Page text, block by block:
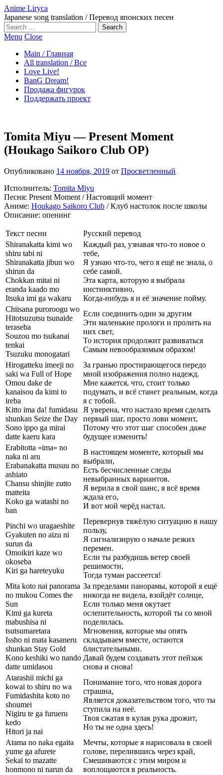
Anime Liryca
Japanese song translation / Перевод японских песен
Search
on:
Menu Close
Main / Главная
All translation / Все
Love Live!
BanG Dream!
Продажа фигурок
Поддержать проект
Tomita Miyu — Present Moment
(Houkago Saikoro Club OP)
Опубликовано 14 ноября, 2019 от Просветленный
Исполнитель: Tomita Miyu
Песня: Present Moment / Настоящий момент
Аниме: Houkago Saikoro Club / Клуб настолок после школы
Описание: опенинг
Текст песни
Русский перевод
Shiranakatta kimi wo
shiru tabi ni
Shiranakatta jibun wo
shirun da
Chokkan mitai ni
eranda kaado mo
Itsuka imi ga wakaru
Каждый раз, узнавая что-то новое о
тебе,
Я узнаю что-то, чего я ещё не знала, о
себе самой.
Эта карта, которую я выбрала
инстинктивно,
Когда-нибудь я и её значение пойму.
Chiisana puroroogu wo
Hitotsuzutsu tsunaide
teraseba
Souzou mo tsukanai
tenkai
Tsuzuku monogatari
Если соединить один за другим
Эти маленькие прологи и пролить на
них свет,
То история продолжит развиваться
Самым невообразимым образом!
Hirogatteku imeeji no
saki wa Full of Hope
Omou dake de
kanaisou da kimi to
ireba
Kitto ima da! fumidasu
shunkan Seize the Day
Sono ippo ga mirai
datte kaeru kara
За гранью простирающегося передо
мной изображения полно надежд.
Мне кажется, что, стоит только
подумать, и всё станет реальным, когда
я с тобой.
Я уверена, что настало время сделать
первый шаг, просто лови момент,
Потому что этот шаг способен даже
будущее изменить!
Erabitotta «ima» no
naka ni aru
Erabanakatta musuu no
ashiato
Chansu shinjite zutto
matteita
Koko ga watashi no
ban
В настоящем моменте, который мы
выбрали,
Есть бесчисленные следы
невыбранных вариантов.
Я верила в свой шанс, я всё время
ждала его,
И вот мой черёд настал.
Pinchi wo uragaeshite
Gyakuten no aizu ni
surun da
Omoikiri kaze wo
okoseba
Kiri ga hareteyuku
Перевернув тяжёлую ситуацию в нашу
пользу,
Я сигнализирую о начале резких
перемен.
Если ты разбудишь ветер своей
решимости,
Тогда туман рассеется!
Mita koto nai panorama
no mukou Comes the
Sun
Kimi ga kureta
mabushisa ni
tsutsumaretara
Issho ni mata kasaneru
shunkan Stay Gold
Kono keshiki wo nando
datte umidasou
За пределами панорамы, которой я ещё
никогда не видела, взойдёт солнце,
Если только меня окутает
ослепительность, которой ты со мной
поделилась.
Мгновения, которые мы опять
складываем вместе, остаются
блистательными.
Давай будем создавать этот пейзаж
снова и снова!
Atarashii michi ga
kowai to shiru no wa
Fumidashita koto no
shoumei
Nigiru te ga furueru
kedo
Hitori ja nai
Понимание того, что новая дорога
страшна,
Является доказательством того, что ты
ступила на неё.
Твоя сжатая в кулак рука дрожит,
Но ты не одна здесь!
Atama no naka egaita
yume ga afurete
Sekai to mazatte
honmono ni narun da
Мечты, которые я нарисовала в своей
голове, перелившись через край,
Смешиваются с этим миром и
воплощаются в реальность.